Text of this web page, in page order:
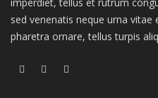
sed venenatis neque urna
pharetra ornare, tellus turpis